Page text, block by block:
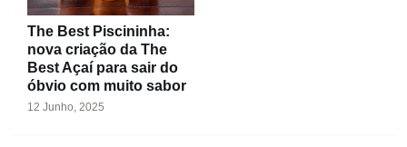
The Best Piscininha:
nova criação da The
Best Açaí para sair do
óbvio com muito sabor
12 Junho, 2025